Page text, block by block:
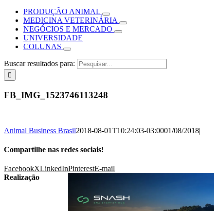
PRODUÇÃO ANIMAL
MEDICINA VETERINÁRIA
NEGÓCIOS E MERCADO
UNIVERSIDADE
COLUNAS
Buscar resultados para:
FB_IMG_1523746113248
Animal Business Brasil2018-08-01T10:24:03-03:0001/08/2018|
Compartilhe nas redes sociais!
FacebookXLinkedInPinterestE-mail
Realização